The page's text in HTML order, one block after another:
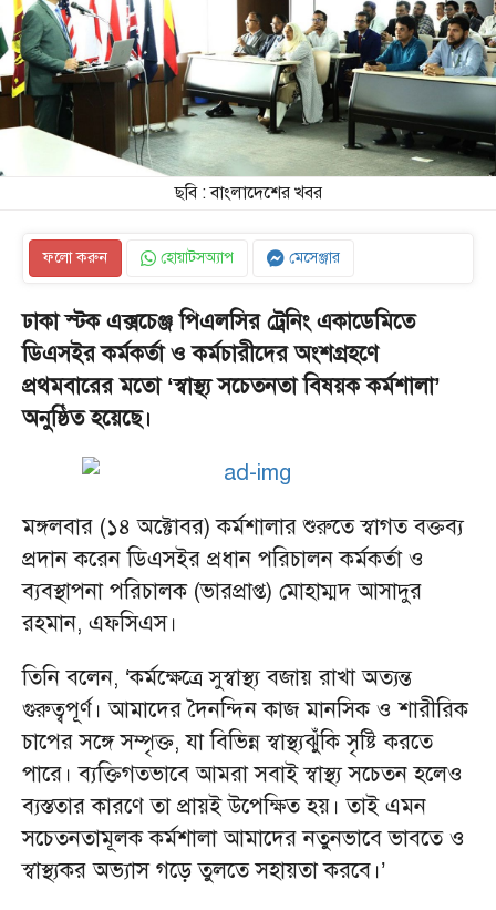
ছবি : বাংলাদেশের খবর
ফলো করুন হোয়াটসঅ্যাপ মেসেঞ্জার
ঢাকা স্টক এক্সচেঞ্জ পিএলসির ট্রেনিং একাডেমিতে
ডিএসইর কর্মকর্তা ও কর্মচারীদের অংশগ্রহণে
প্রথমবারের মতো ‘স্বাস্থ্য সচেতনতা বিষয়ক কর্মশালা’
অনুষ্ঠিত হয়েছে।
মঙ্গলবার (১৪ অক্টোবর) কর্মশালার শুরুতে স্বাগত বক্তব্য
প্রদান করেন ডিএসইর প্রধান পরিচালন কর্মকর্তা ও
ব্যবস্থাপনা পরিচালক (ভারপ্রাপ্ত) মোহাম্মদ আসাদুর
রহমান, এফসিএস।
তিনি বলেন, ‘কর্মক্ষেত্রে সুস্বাস্থ্য বজায় রাখা অত্যন্ত
গুরুত্বপূর্ণ। আমাদের দৈনন্দিন কাজ মানসিক ও শারীরিক
চাপের সঙ্গে সম্পৃক্ত, যা বিভিন্ন স্বাস্থ্যঝুঁকি সৃষ্টি করতে
পারে। ব্যক্তিগতভাবে আমরা সবাই স্বাস্থ্য সচেতন হলেও
ব্যস্ততার কারণে তা প্রায়ই উপেক্ষিত হয়। তাই এমন
সচেতনতামূলক কর্মশালা আমাদের নতুনভাবে ভাবতে ও
স্বাস্থ্যকর অভ্যাস গড়ে তুলতে সহায়তা করবে।’